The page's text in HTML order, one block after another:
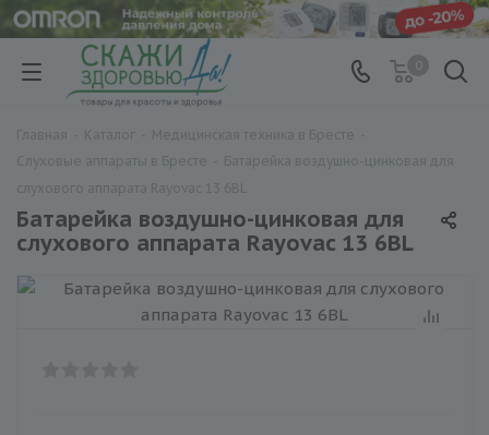
Батарейка воздушно-цинковая для
слухового аппарата Rayovac 13 6BL